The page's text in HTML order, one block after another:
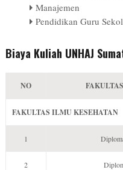
Manajemen
Pendidikan Guru
Biaya Kuliah UNHAJ
NO
FAKULTAS ILMU KESEHATAN
1
2